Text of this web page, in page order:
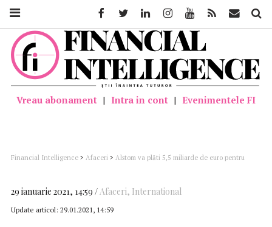
Vreau abonament | Intra in cont | Evenimentele FI
Financial Intelligence > Afaceri > Alstom va plăti 5,5 miliarde de euro pentru
29 ianuarie 2021, 14:59 Afaceri, International
Update articol: 29.01.2021, 14:59
FacebookTwitter LinkedinInstagramYoutube Feed Mail